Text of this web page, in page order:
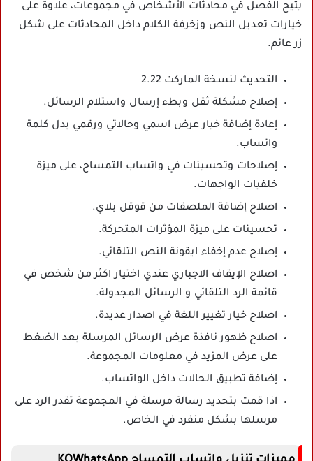
يتيح الفصل في محادثات الأشخاص في مجموعات، علاوة على
خيارات تعديل النص وزخرفة الكلام داخل المحادثات على شكل
زر عائم.
التحديث لنسخة الماركت 2.22
إصلاح مشكلة ثقل وبطء إرسال واستلام الرسائل.
إعادة إضافة خيار عرض اسمي وحالاتي ورقمي بدل كلمة
واتساب.
إصلاحات وتحسينات في واتساب التمساح، على ميزة
خلفيات الواجهات.
اصلاح إضافة الملصقات من قوقل بلاي.
تحسينات على ميزة المؤثرات المتحركة.
إصلاح عدم إخفاء ايقونة النص التلقائي.
اصلاح الإيقاف الاجباري عندي اختيار اكثر من شخص في
قائمة الرد التلقائي و الرسائل المجدولة.
اصلاح خيار تغيير اللغة في اصدار عديدة.
اصلاح ظهور نافذة عرض الرسائل المرسلة بعد الضغط
على عرض المزيد في معلومات المجموعة.
إضافة تطبيق الحالات داخل الواتساب.
اذا قمت بتحديد رسالة مرسلة في المجموعة تقدر الرد على
مرسلها بشكل منفرد في الخاص.